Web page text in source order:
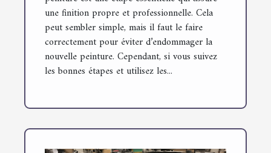
une finition propre et professionnelle. Cela
peut sembler simple, mais il faut le faire
correctement pour éviter d’endommager la
nouvelle peinture. Cependant, si vous suivez
les bonnes étapes et utilisez les...